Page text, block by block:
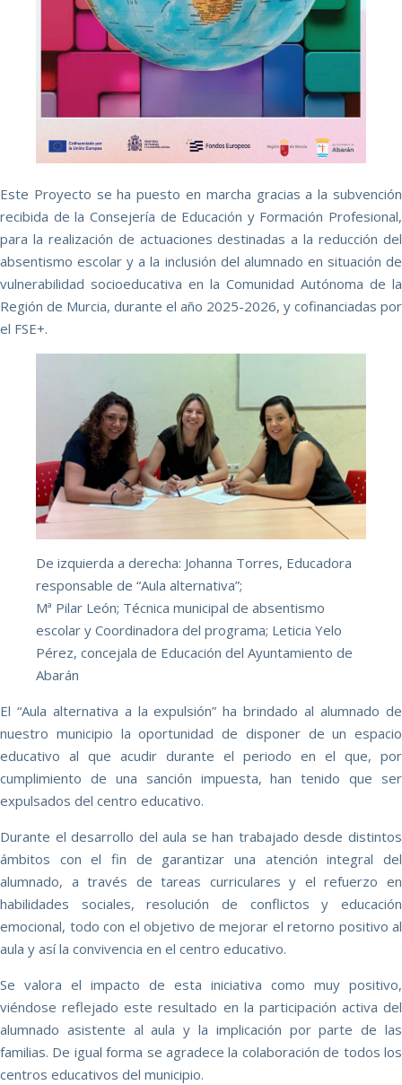
Este Proyecto se ha puesto en marcha gracias a la subvención
recibida de la Consejería de Educación y Formación Profesional,
para la realización de actuaciones destinadas a la reducción del
absentismo escolar y a la inclusión del alumnado en situación de
vulnerabilidad socioeducativa en la Comunidad Autónoma de la
Región de Murcia, durante el año 2025-2026, y cofinanciadas por
el FSE+.
De izquierda a derecha: Johanna Torres, Educadora
responsable de “Aula alternativa”;
Mª Pilar León; Técnica municipal de absentismo
escolar y Coordinadora del programa; Leticia Yelo
Pérez, concejala de Educación del Ayuntamiento de
Abarán
El “Aula alternativa a la expulsión” ha brindado al alumnado de
nuestro municipio la oportunidad de disponer de un espacio
educativo al que acudir durante el periodo en el que, por
cumplimiento de una sanción impuesta, han tenido que ser
expulsados del centro educativo.
Durante el desarrollo del aula se han trabajado desde distintos
ámbitos con el fin de garantizar una atención integral del
alumnado, a través de tareas curriculares y el refuerzo en
habilidades sociales, resolución de conflictos y educación
emocional, todo con el objetivo de mejorar el retorno positivo al
aula y así la convivencia en el centro educativo.
Se valora el impacto de esta iniciativa como muy positivo,
viéndose reflejado este resultado en la participación activa del
alumnado asistente al aula y la implicación por parte de las
familias. De igual forma se agradece la colaboración de todos los
centros educativos del municipio.